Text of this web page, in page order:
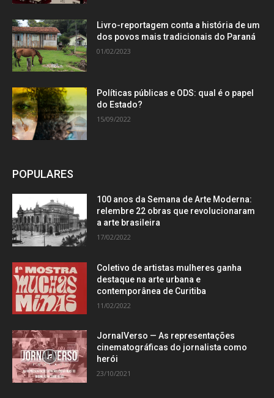
Livro-reportagem conta a história de um
dos povos mais tradicionais do Paraná
01/02/2023
Políticas públicas e ODS: qual é o papel
do Estado?
15/09/2022
POPULARES
100 anos da Semana de Arte Moderna:
relembre 22 obras que revolucionaram
a arte brasileira
17/02/2022
Coletivo de artistas mulheres ganha
destaque na arte urbana e
contemporânea de Curitiba
11/02/2022
JornalVerso — As representações
cinematográficas do jornalista como
herói
23/10/2021